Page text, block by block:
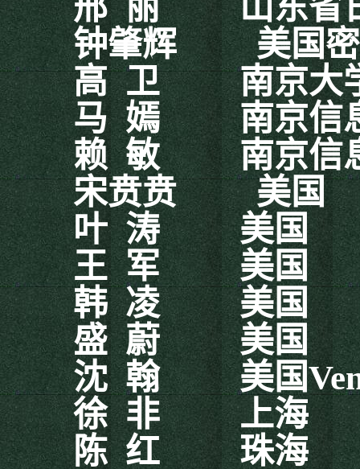
钟肇辉
美国
高 卫
南京大
马 嫣
南京信
赖 敏
南京信
宋贲贲
美国
叶 涛
美国
王 军
美国
韩 凌
美国
盛 蔚
美国
沈 翰 美国
徐 非
上海
陈 红
珠海